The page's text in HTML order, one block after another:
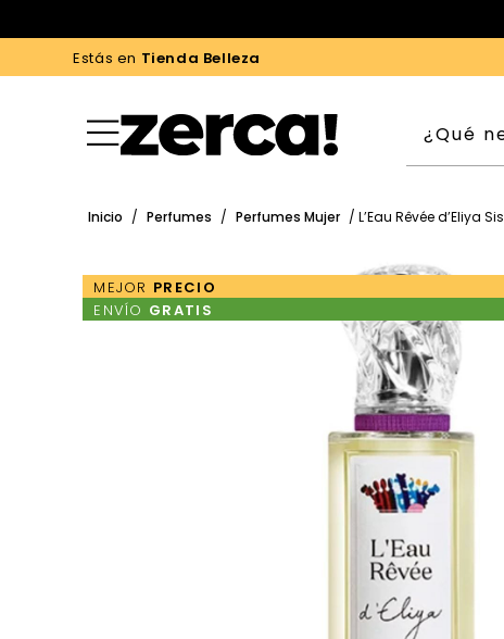
Estás en Tienda Belleza
Inicio / Perfumes / Perfumes Mujer / L’Eau Rêvée d’Eliya
MEJOR PRECIO
ENVÍO GRATIS